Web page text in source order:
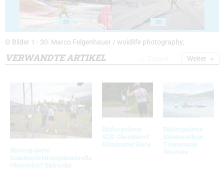
29 30
© Bilder 1 - 30: Marco Felgenhauer / woidlife photography;
VERWANDTE ARTIKEL
Bildergalerie
Sommerleistungskontrolle
Oberstdorf Skirocks
Bildergalerie
SLK Oberstdorf
Eliminator Race
Bildergalerie
Skimarathon
Teamcamp
Attersee
Weiter